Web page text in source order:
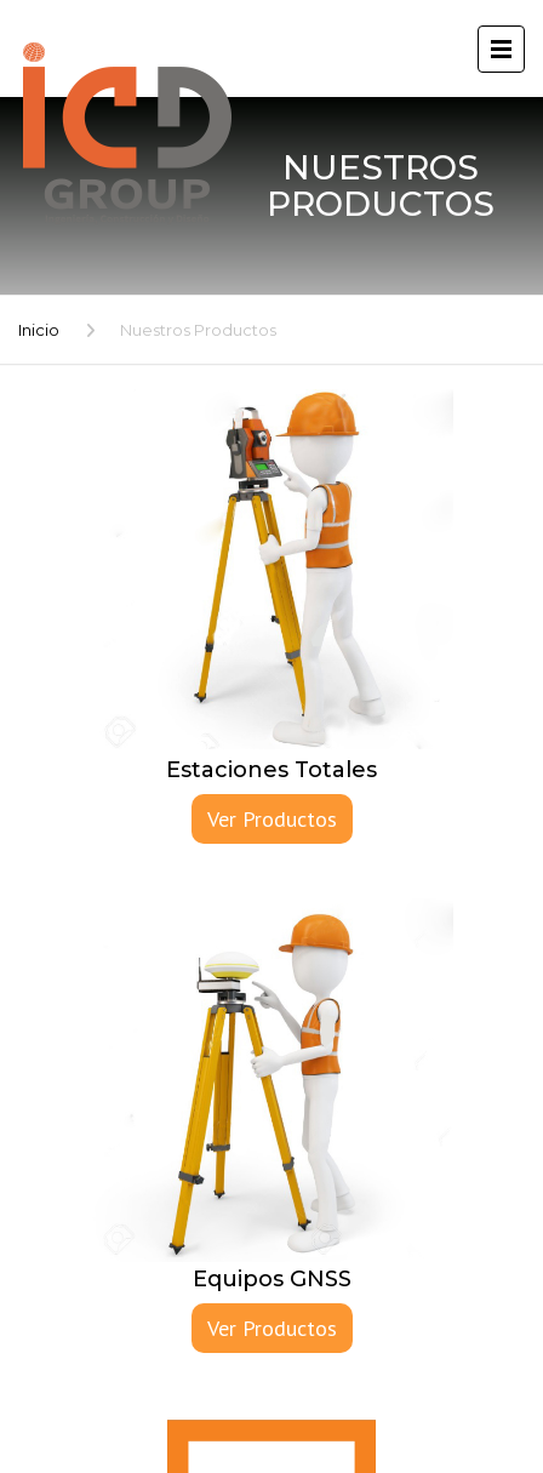
NUESTROS
PRODUCTOS
Inicio Nuestros Productos
Estaciones Totales
Ver Productos
Equipos GNSS
Ver Productos